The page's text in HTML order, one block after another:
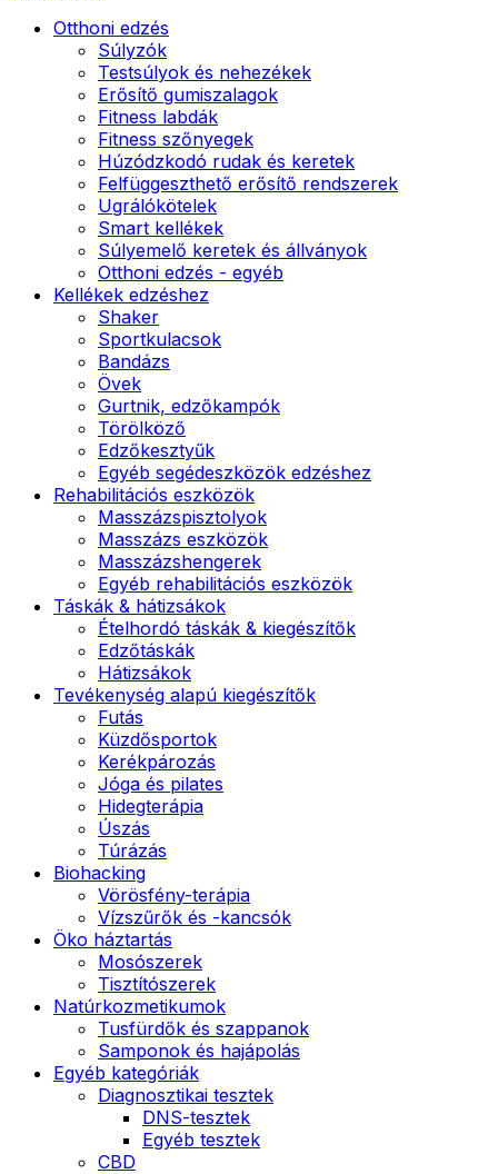
Otthoni edzés
Súlyzók
Testsúlyok és nehezékek
Erősítő gumiszalagok
Fitness labdák
Fitness szőnyegek
Húzódzkodó rudak és keretek
Felfüggeszthető erősítő rendszerek
Ugrálókötelek
Smart kellékek
Súlyemelő keretek és állványok
Otthoni edzés - egyéb
Kellékek edzéshez
Shaker
Sportkulacsok
Bandázs
Övek
Gurtnik, edzőkampók
Törölköző
Edzőkesztyűk
Egyéb segédeszközök edzéshez
Rehabilitációs eszközök
Masszázspisztolyok
Masszázs eszközök
Masszázshengerek
Egyéb rehabilitációs eszközök
Táskák & hátizsákok
Ételhordó táskák & kiegészítők
Edzőtáskák
Hátizsákok
Tevékenység alapú kiegészítők
Futás
Küzdősportok
Kerékpározás
Jóga és pilates
Hidegterápia
Úszás
Túrázás
Biohacking
Vörösfény-terápia
Vízszűrők és -kancsók
Öko háztartás
Mosószerek
Tisztítószerek
Natúrkozmetikumok
Tusfürdők és szappanok
Samponok és hajápolás
Egyéb kategóriák
Diagnosztikai tesztek
DNS-tesztek
Egyéb tesztek
CBD